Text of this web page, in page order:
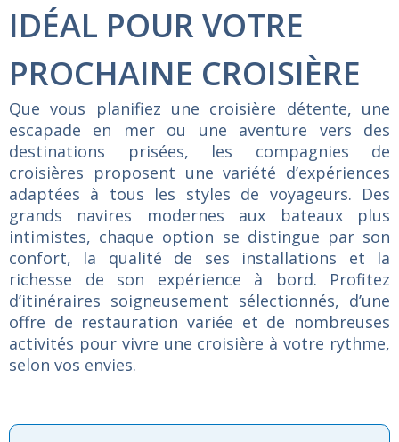
IDÉAL POUR VOTRE
PROCHAINE CROISIÈRE
Que vous planifiez une croisière détente, une
escapade en mer ou une aventure vers des
destinations prisées, les compagnies de
croisières proposent une variété d’expériences
adaptées à tous les styles de voyageurs. Des
grands navires modernes aux bateaux plus
intimistes, chaque option se distingue par son
confort, la qualité de ses installations et la
richesse de son expérience à bord. Profitez
d’itinéraires soigneusement sélectionnés, d’une
offre de restauration variée et de nombreuses
activités pour vivre une croisière à votre rythme,
selon vos envies.